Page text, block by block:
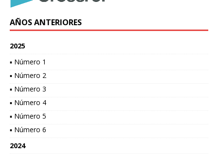
AÑOS ANTERIORES
2025
▪ Número 1
▪ Número 2
▪ Número 3
▪ Número 4
▪ Número 5
▪ Número 6
2024